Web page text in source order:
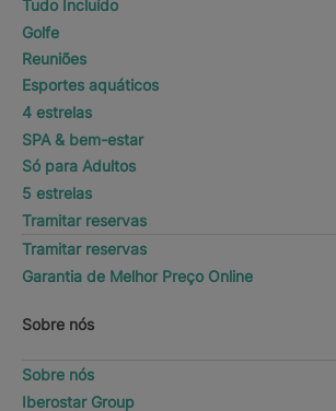
Tudo Incluído
Golfe
Reuniões
Esportes aquáticos
4 estrelas
SPA & bem-estar
Só para Adultos
5 estrelas
Tramitar reservas
Tramitar reservas
Garantia de Melhor Preço Online
Sobre nós
Sobre nós
Iberostar Group